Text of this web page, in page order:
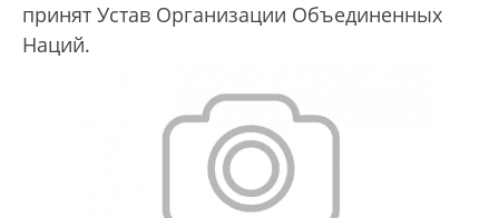
принят Устав Организации Объединенных
Наций.